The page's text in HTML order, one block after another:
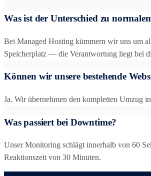
Was ist der Unterschied zu
Bei Managed Hosting kümmern wir uns um
Speicherplatz — die Verantwortung liegt bei
Können wir unsere bestehende
Ja. Wir übernehmen den kompletten Umzug
Was passiert bei Downtime?
Unser Monitoring schlägt innerhalb von 60
Reaktionszeit von 30 Minuten.